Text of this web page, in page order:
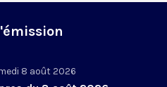
8 août 2026